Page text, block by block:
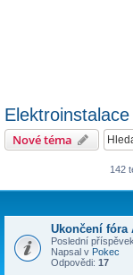
Elektroinstalace
Nové téma
142
Ukončení fóra
Poslední
Napsal v Pokec
Odpovědi: 17